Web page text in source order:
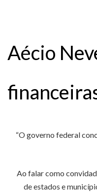
Aécio
“O governo federal
Ao falar como
de estados e